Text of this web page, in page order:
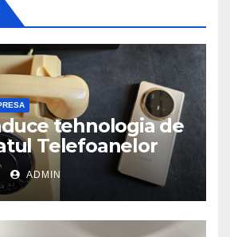
tehnologia de
Telefoanelor
ADMIN